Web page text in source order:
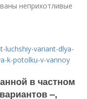
неприхотливые
luchshiy-variant-dlya-
k-potolku-v-vannoy
в частном
–,